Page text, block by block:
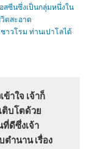
สซีนซึ่งเป็นกลุ่มหนึ่งใน
ตสะอาด
าวโรม ท่านเปาโลได้
าใจ เจ้าก็
ติบโตด้วย
ดีซึ่งเจ้า
ตำนาน เรื่อง